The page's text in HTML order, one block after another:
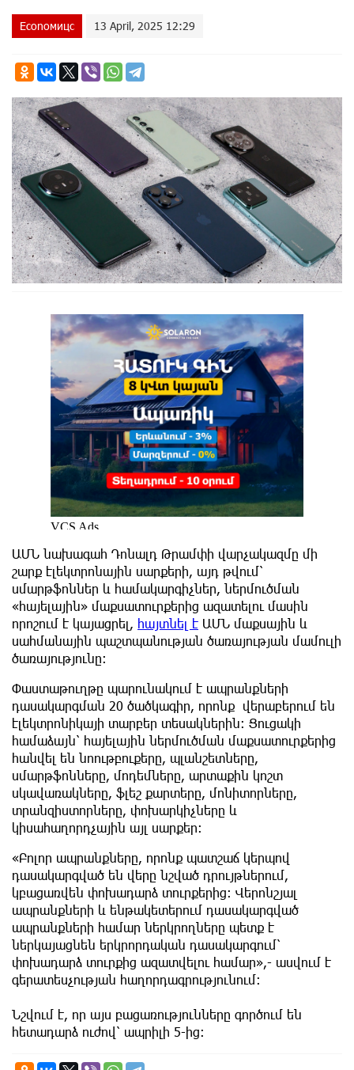
Econoмицс 13 April, 2025 12:29
ԱՄՆ նախագահ Դոնալդ Թրամփի վարչակազմը մի
շարք էլեկտրոնային սարքերի, այդ թվում՝
սմարթֆոններ և համակարգիչներ, ներմուծման
«հայելային» մաքսատուրքերից ազատելու մասին
որոշում է կայացրել, հայտնել է ԱՄՆ մաքսային և
սահմանային պաշտպանության ծառայության մամուլի
ծառայությունը։
Փաստաթուղթը պարունակում է ապրանքների
դասակարգման 20 ծածկագիր, որոնք վերաբերում են
էլեկտրոնիկայի տարբեր տեսակներին: Ցուցակի
համաձայն՝ հայելային ներմուծման մաքսատուրքերից
հանվել են նոութբուքերը, պլանշետները,
սմարթֆոնները, մոդեմները, արտաքին կոշտ
սկավառակները, ֆլեշ քարտերը, մոնիտորները,
տրանզիստորները, փոխարկիչները և
կիսահաղորդչային այլ սարքեր։
«Բոլոր ապրանքները, որոնք պատշաճ կերպով
դասակարգված են վերը նշված դրույթներում,
կբացառվեն փոխադարձ տուրքերից։ Վերոնշյալ
ապրանքների և ենթակետերում դասակարգված
ապրանքների համար ներկրողները պետք է
ներկայացնեն երկրորդական դասակարգում՝
փոխադարձ տուրքից ազատվելու համար»,- ասվում է
գերատեսչության հաղորդագրությունում։
Նշվում է, որ այս բացառությունները գործում են
հետադարձ ուժով՝ ապրիլի 5-ից։